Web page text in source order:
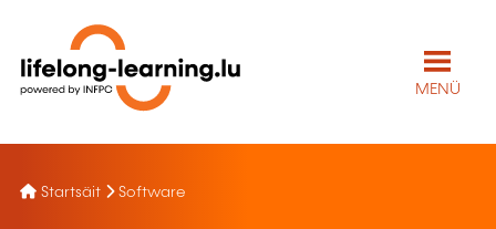
MENÜ
Startsäit Software